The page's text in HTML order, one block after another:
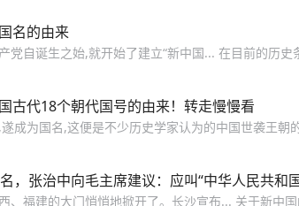
名的由来
党自诞生之始,就开始了建立“新中国... 在目前的历
古代18个朝代国号的由来！转走慢慢看
成为国名,这便是不少历史学家认为的中国世袭王朝
，张治中向毛主席建议：应叫“中华人民共和
、福建的大门悄悄地掀开了。长沙宣布... 关于新中